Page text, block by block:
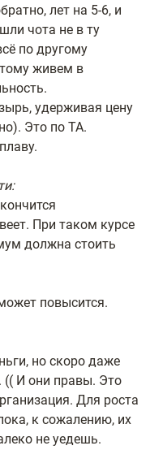
лет на 5-6, и
чота не в ту
по другому
живем в
удерживая цену
Это по ТА.
При таком курсе
должна стоить
повысится.
но скоро даже
(( И они правы. Это
Для роста
к сожалению, их
не уедешь.